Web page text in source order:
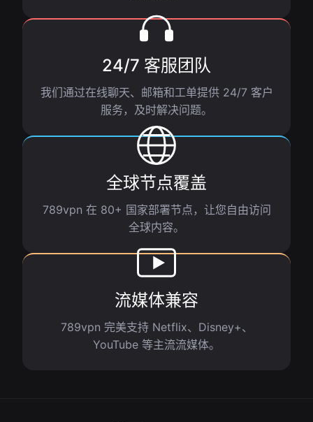
24/7 客服团队
我们通过在线聊天、邮箱和工单提供 24/7 客户
服务，及时解决问题。
全球节点覆盖
789vpn 在 80+ 国家部署节点，让您自由访问
全球内容。
流媒体兼容
789vpn 完美支持 Netflix、Disney+、
YouTube 等主流流媒体。